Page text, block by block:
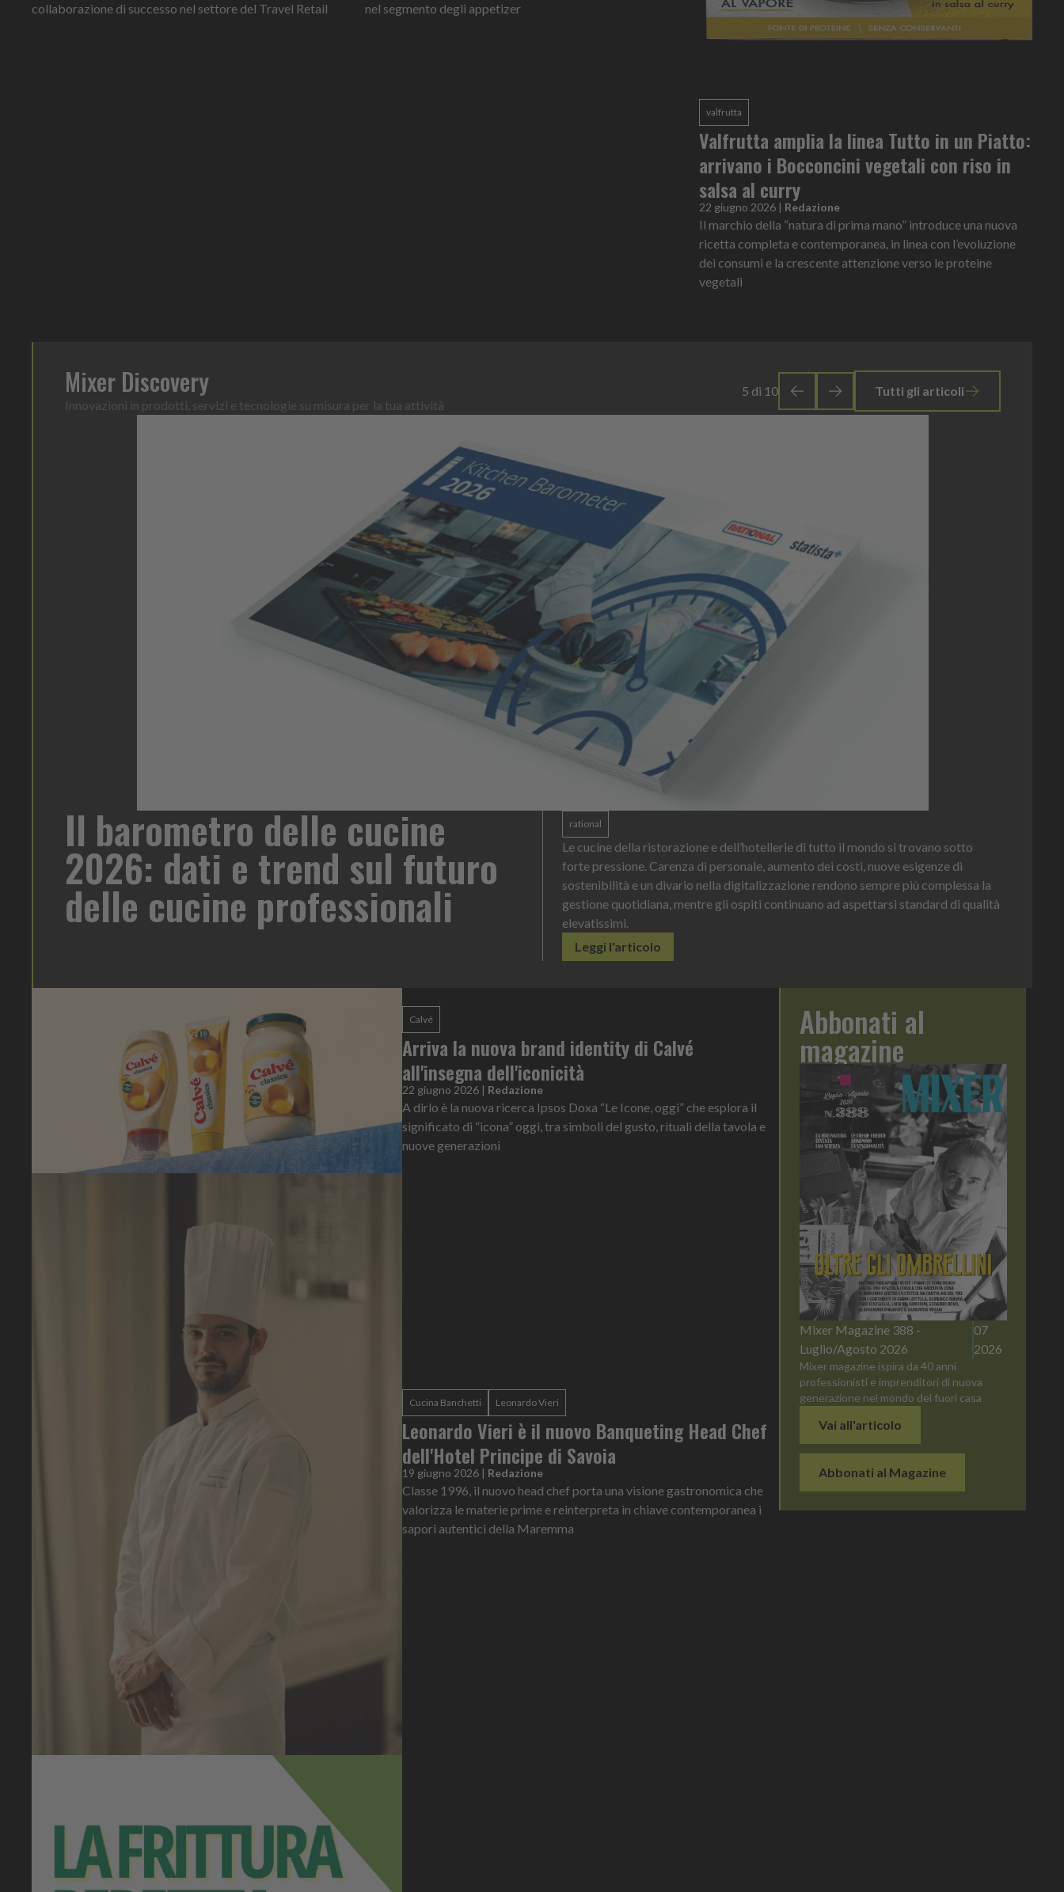
collaborazione di successo nel settore del Travel Retail
nel segmento degli appetizer
valfrutta
Valfrutta amplia la linea Tutto in un Piatto:
arrivano i Bocconcini vegetali con riso in
salsa al curry
22 giugno 2026 | Redazione
Il marchio della “natura di prima mano” introduce una nuova
ricetta completa e contemporanea, in linea con l’evoluzione
dei consumi e la crescente attenzione verso le proteine
vegetali
Mixer Discovery
Innovazioni in prodotti, servizi e tecnologie su misura per la tua attività
5 di 10 Tutti gli articoli
Il barometro delle cucine
2026: dati e trend sul futuro
delle cucine professionali
rational
Le cucine della ristorazione e dell’hotellerie di tutto il mondo si trovano sotto
forte pressione. Carenza di personale, aumento dei costi, nuove esigenze di
sostenibilità e un divario nella digitalizzazione rendono sempre più complessa la
gestione quotidiana, mentre gli ospiti continuano ad aspettarsi standard di qualità
elevatissimi.
Leggi l'articolo
Calvé
Arriva la nuova brand identity di Calvé
all'insegna dell'iconicità
22 giugno 2026 | Redazione
A dirlo è la nuova ricerca Ipsos Doxa “Le Icone, oggi” che esplora il
significato di “icona” oggi, tra simboli del gusto, rituali della tavola e
nuove generazioni
Cucina Banchetti Leonardo Vieri
Leonardo Vieri è il nuovo Banqueting Head Chef
dell'Hotel Principe di Savoia
19 giugno 2026 | Redazione
Classe 1996, il nuovo head chef porta una visione gastronomica che
valorizza le materie prime e reinterpreta in chiave contemporanea i
sapori autentici della Maremma
Abbonati al
magazine
Mixer Magazine 388 -
Luglio/Agosto 2026
07
2026
Mixer magazine ispira da 40 anni
professionisti e imprenditori di nuova
generazione nel mondo del fuori casa
Vai all'articolo
Abbonati al Magazine